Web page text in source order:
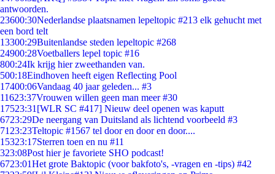
antwoorden.
23600:30Nederlandse plaatsnamen lepeltopic #213 elk gehucht met
een bord telt
13300:29Buitenlandse steden lepeltopic #268
24900:28Voetballers lepel topic #16
800:24Ik krijg hier zweethanden van.
500:18Eindhoven heeft eigen Reflecting Pool
17400:06Vandaag 40 jaar geleden... #3
11623:37Vrouwen willen geen man meer #30
17523:31 [WLR SC #417] Nieuw deel openen was kaputt
6723:29De neergang van Duitsland als lichtend voorbeeld #3
71 23:23Teltopic #1567 tel door en door en door....
15323:17Sterren toen en nu #11
323:08Post hier je favoriete SHO podcast!
6723:01Het grote Baktopic (voor bakfoto's, -vragen en -tips) #42